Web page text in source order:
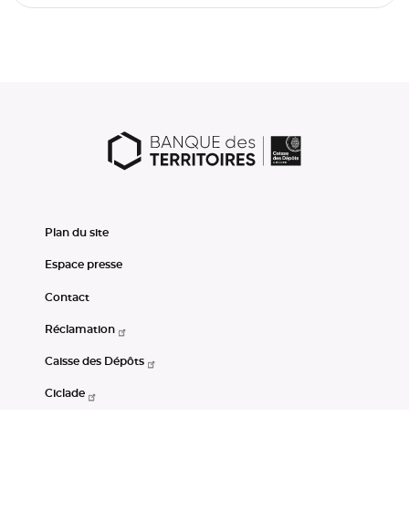
Plan du site
Espace presse
Contact
Réclamation
Caisse des Dépôts
Ciclade